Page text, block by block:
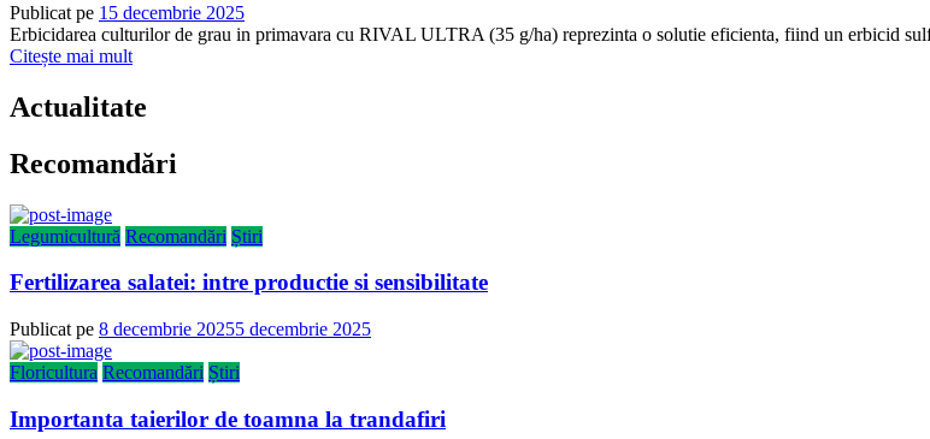
Publicat pe 15 decembrie 2025
Erbicidarea culturilor de grau in primavara cu RIVAL ULTRA (35 g/ha) reprezinta o solutie eficienta, fiind un erbicid
Citește mai mult
Actualitate
Recomandări
Legumicultură Recomandări Știri
Fertilizarea salatei: intre productie si sensibilitate
Publicat pe 8 decembrie 20255 decembrie 2025
Floricultura Recomandări Știri
Importanta taierilor de toamna la trandafiri